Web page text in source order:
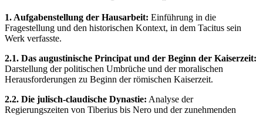
1. Aufgabenstellung der Hausarbeit: Einführung in die
Fragestellung und den historischen Kontext, in dem Tacitus sein
Werk verfasste.
2.1. Das augustinische Principat und der Beginn der Kaiserzeit:
Darstellung der politischen Umbrüche und der moralischen
Herausforderungen zu Beginn der römischen Kaiserzeit.
2.2. Die julisch-claudische Dynastie: Analyse der
Regierungszeiten von Tiberius bis Nero und der zunehmenden